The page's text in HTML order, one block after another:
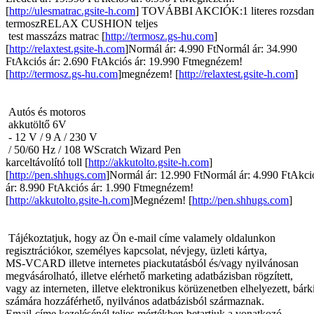
[http://ulesmatrac.gsite-h.com] TOVÁBBI AKCIÓK:1 literes
termoszRELAX CUSHION teljes
test masszázs matrac [http://termosz.gs-hu.com]
[http://relaxtest.gsite-h.com]Normál ár: 4.990 FtNormál ár: 34.990
FtAkciós ár: 2.690 FtAkciós ár: 19.990 Ftmegnézem!
[http://termosz.gs-hu.com]megnézem! [http://relaxtest.gsite-h.com]
Autós és motoros
akkutöltő 6V
- 12 V / 9 A / 230 V
/ 50/60 Hz / 108 WScratch Wizard Pen
karceltávolító toll [http://akkutolto.gsite-h.com]
[http://pen.shhugs.com]Normál ár: 12.990 FtNormál ár: 4.990
ár: 8.990 FtAkciós ár: 1.990 Ftmegnézem!
[http://akkutolto.gsite-h.com]Megnézem! [http://pen.shhugs.com]
Tájékoztatjuk, hogy az Ön e-mail címe valamely oldalunkon
regisztrációkor, személyes kapcsolat, névjegy, üzleti kártya,
MS-VCARD illetve internetes piackutatásból és/vagy nyilvánosan
megvásárolható, illetve elérhető marketing adatbázisban rögzített,
vagy az interneten, illetve elektronikus körüzenetben elhelyezett, bárki
számára hozzáférhető, nyilvános adatbázisból származnak.